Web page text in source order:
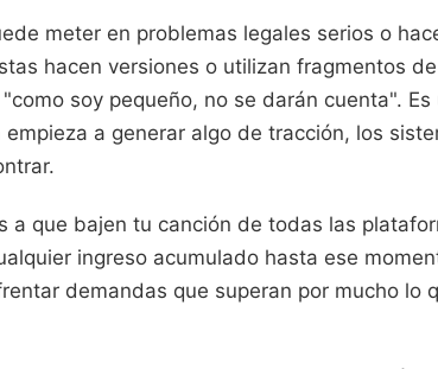
meter en problemas legales serios o
hacen versiones o utilizan fragmentos
soy pequeño, no se darán cuenta".
a generar algo de tracción, los
a que bajen tu canción de todas las
ingreso acumulado hasta ese
demandas que superan por mucho lo